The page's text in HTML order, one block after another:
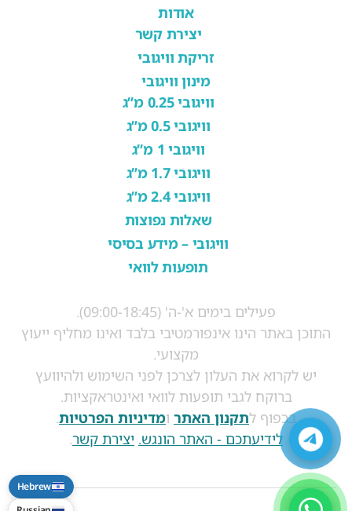
אודות
יצירת קשר
זריקת וויגובי
מינון וויגובי
וויגובי 0.25 מ”ג
וויגובי 0.5 מ”ג
וויגובי 1 מ”ג
וויגובי 1.7 מ”ג
וויגובי 2.4 מ”ג
שאלות נפוצות
וויגובי – מידע בסיסי
תופעות לוואי
פעילים בימים א'-ה' (09:00-18:45).
התוכן באתר הינו אינפורמטיבי בלבד ואינו מחליף ייעוץ
מקצועי.
יש לקרוא את העלון לצרכן לפני השימוש ולהיוועץ
ברוקח לגבי תופעות לוואי ואינטראקציות.
בכפוף לתקנון האתר ומדיניות הפרטיות.
לידיעתכם - האתר הונגש. יצירת קשר.
Hebrew